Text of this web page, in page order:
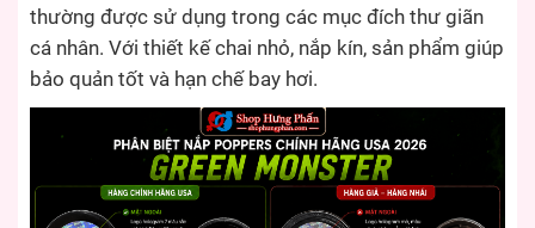
thường được sử dụng trong các mục đích thư giãn
cá nhân. Với thiết kế chai nhỏ, nắp kín, sản phẩm giúp
bảo quản tốt và hạn chế bay hơi.